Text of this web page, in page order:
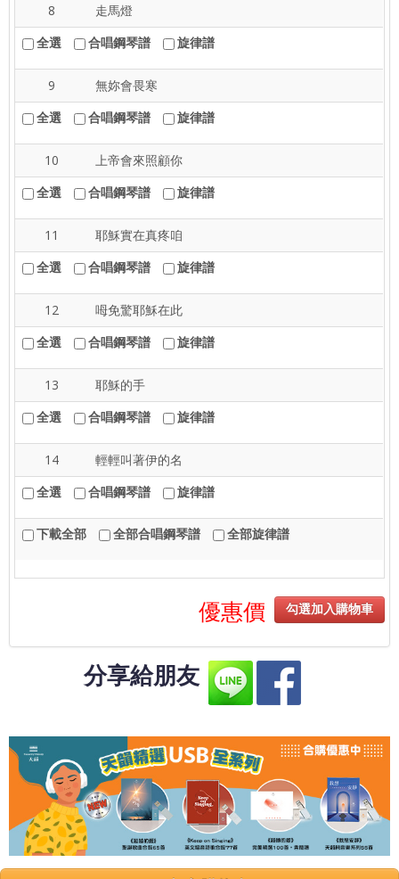
8 走馬燈
全選 合唱鋼琴譜 旋律譜
9 無妳會畏寒
全選 合唱鋼琴譜 旋律譜
10 上帝會來照顧你
全選 合唱鋼琴譜 旋律譜
11 耶穌實在真疼咱
全選 合唱鋼琴譜 旋律譜
12 呣免驚耶穌在此
全選 合唱鋼琴譜 旋律譜
13 耶穌的手
全選 合唱鋼琴譜 旋律譜
14 輕輕叫著伊的名
全選 合唱鋼琴譜 旋律譜
下載全部 全部合唱鋼琴譜 全部旋律譜
勾選加入購物車
優惠價
分享給朋友